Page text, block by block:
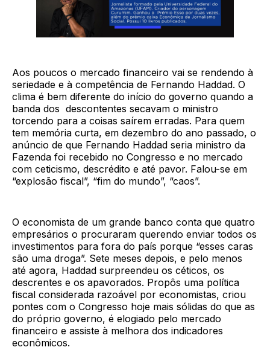
Aos poucos o mercado financeiro vai se rendendo à
seriedade e à competência de Fernando Haddad. O
clima é bem diferente do início do governo quando a
banda dos descontentes secavam o ministro
torcendo para a coisas saírem erradas. Para quem
tem memória curta, em dezembro do ano passado, o
anúncio de que Fernando Haddad seria ministro da
Fazenda foi recebido no Congresso e no mercado
com ceticismo, descrédito e até pavor. Falou-se em
“explosão fiscal”, “fim do mundo”, “caos”.
O economista de um grande banco conta que quatro
empresários o procuraram querendo enviar todos os
investimentos para fora do país porque “esses caras
são uma droga”. Sete meses depois, e pelo menos
até agora, Haddad surpreendeu os céticos, os
descrentes e os apavorados. Propôs uma política
fiscal considerada razoável por economistas, criou
pontes com o Congresso hoje mais sólidas do que as
do próprio governo, é elogiado pelo mercado
financeiro e assiste à melhora dos indicadores
econômicos.